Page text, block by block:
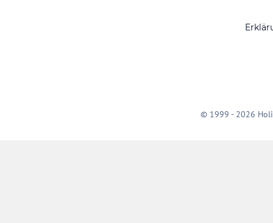
© 1999 - 2026